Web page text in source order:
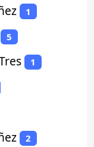
1
5
1
2